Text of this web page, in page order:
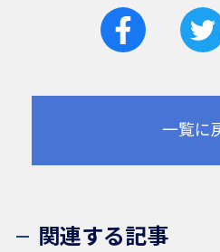
一覧に
関連する記事